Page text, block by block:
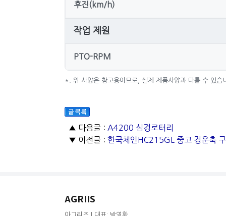
후진(km/h)
작업 제원
PTO-RPM
*. 위 사양은 참고용이므로, 실제 제품사양과 다를 수 있습
▲ 다음글 : A4200 심경로터리
▼ 이전글 : 한국체인HC215GL 중고 경운축
AGRIIS